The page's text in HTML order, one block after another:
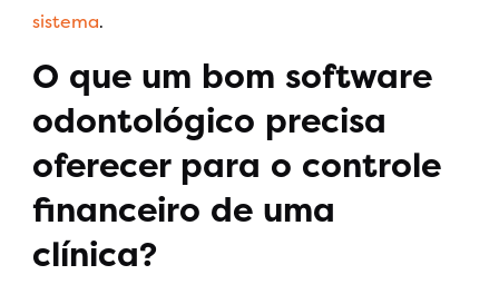
sistema.
O que um bom software
odontológico precisa
oferecer para o controle
financeiro de uma
clínica?